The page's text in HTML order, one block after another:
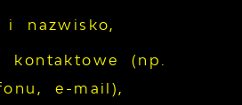
nazwisko,
kontaktowe (np.
e-mail),